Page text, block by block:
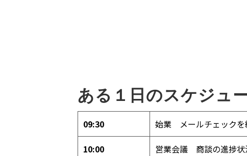
ある１日のスケジュ
09:30 始業 メールチェックを
10:00 営業会議 商談の進捗状